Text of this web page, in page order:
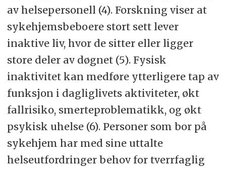
av helsepersonell (4). Forskning viser at
sykehjemsbeboere stort sett lever
inaktive liv, hvor de sitter eller ligger
store deler av døgnet (5). Fysisk
inaktivitet kan medføre ytterligere tap av
funksjon i dagliglivets aktiviteter, økt
fallrisiko, smerteproblematikk, og økt
psykisk uhelse (6). Personer som bor på
sykehjem har med sine uttalte
helseutfordringer behov for tverrfaglig